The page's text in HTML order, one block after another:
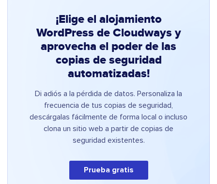
¡Elige el alojamiento
WordPress de Cloudways y
aprovecha el poder de las
copias de seguridad
automatizadas!
Di adiós a la pérdida de datos. Personaliza la
frecuencia de tus copias de seguridad,
descárgalas fácilmente de forma local o incluso
clona un sitio web a partir de copias de
seguridad existentes.
Prueba gratis